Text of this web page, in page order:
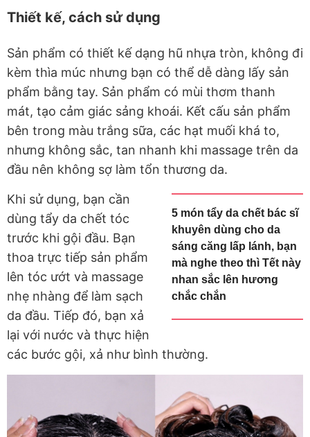
Thiết kế, cách sử dụng
Sản phẩm có thiết kế dạng hũ nhựa tròn, không đi
kèm thìa múc nhưng bạn có thể dễ dàng lấy sản
phẩm bằng tay. Sản phẩm có mùi thơm thanh
mát, tạo cảm giác sảng khoái. Kết cấu sản phẩm
bên trong màu trắng sữa, các hạt muối khá to,
nhưng không sắc, tan nhanh khi massage trên da
đầu nên không sợ làm tổn thương da.
5 món tẩy da chết bác sĩ
khuyên dùng cho da
sáng căng lấp lánh, bạn
mà nghe theo thì Tết này
nhan sắc lên hương
chắc chắn
Khi sử dụng, bạn cần
dùng tẩy da chết tóc
trước khi gội đầu. Bạn
thoa trực tiếp sản phẩm
lên tóc ướt và massage
nhẹ nhàng để làm sạch
da đầu. Tiếp đó, bạn xả
lại với nước và thực hiện
các bước gội, xả như bình thường.